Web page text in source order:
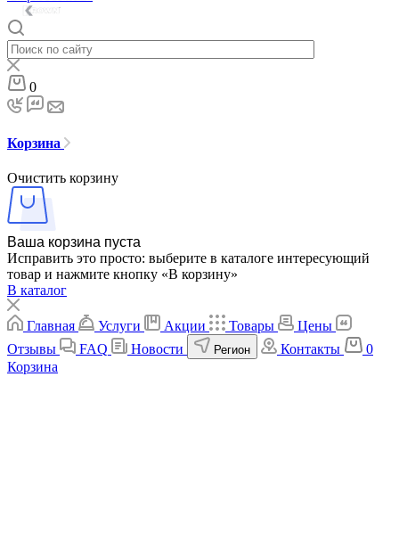
0
Корзина
Очистить корзину
Ваша корзина пуста
Исправить это просто: выберите в каталоге интересующий
товар и нажмите кнопку «В корзину»
В каталог
Главная Услуги Акции Товары
Цены
Отзывы
FAQ Новости Регион Контакты
0
Корзина